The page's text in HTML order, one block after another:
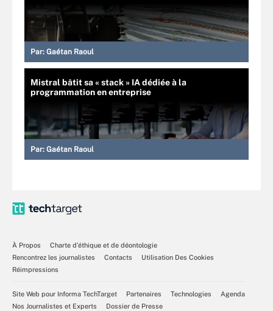
Par: Gaétan Raoul
Mistral bâtit sa « stack » IA dédiée à la
programmation en entreprise
Par: Gaétan Raoul
À Propos
Charte d’éthique et de déontologie
Rencontrez les journalistes
Contacts
Utilisation Des Cookies
Réimpressions
Site Web pour Informa TechTarget Partenaires Technologies
Agenda
Nos Journalistes et Experts
Dossier de Presse